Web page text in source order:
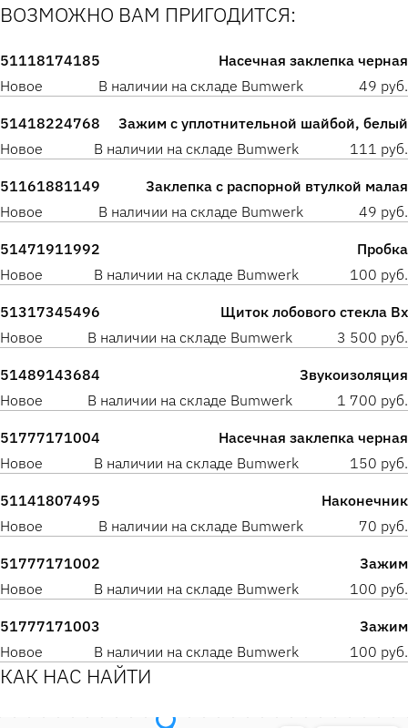
ВОЗМОЖНО ВАМ ПРИГОДИТСЯ:
51118174185
Насечная заклепка черная
Новое
В наличии на складе Bumwerk 49 руб.
51418224768
Зажим с уплотнительной шайбой, белый
Новое
В наличии на складе Bumwerk 111 руб.
51161881149
Заклепка с распорной втулкой малая
Новое
В наличии на складе Bumwerk 49 руб.
51471911992
Пробка
Новое
В наличии на складе Bumwerk 100 руб.
51317345496
Щиток лобового стекла Вх
Новое
В наличии на складе Bumwerk 3 500 руб.
51489143684
Звукоизоляция
Новое
В наличии на складе Bumwerk 1 700 руб.
51777171004
Насечная заклепка черная
Новое
В наличии на складе Bumwerk 150 руб.
51141807495
Наконечник
Новое
В наличии на складе Bumwerk 70 руб.
51777171002
Зажим
Новое
В наличии на складе Bumwerk 100 руб.
51777171003
Зажим
Новое
В наличии на складе Bumwerk 100 руб.
КАК НАС НАЙТИ